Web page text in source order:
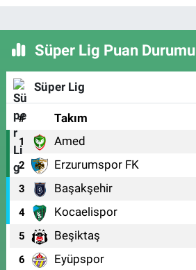
Süper Lig Puan Durumu
Süper Lig
# Takım
1 Amed
2 Erzurumspor FK
3 Başakşehir
4 Kocaelispor
5 Beşiktaş
6 Eyüpspor